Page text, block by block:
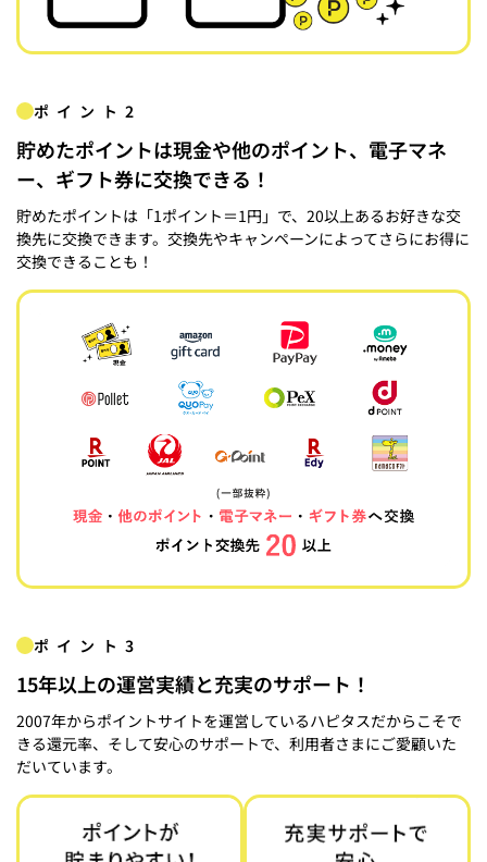
ポイント2
貯めたポイントは現金や他のポイント、電子マネ
ー、ギフト券に交換できる！
貯めたポイントは「1ポイント＝1円」で、20以上あるお好きな交
換先に交換できます。交換先やキャンペーンによってさらにお得に
交換できることも！
ポイント3
15年以上の運営実績と充実のサポート！
2007年からポイントサイトを運営しているハピタスだからこそで
きる還元率、そして安心のサポートで、利用者さまにご愛顧いた
だいています。